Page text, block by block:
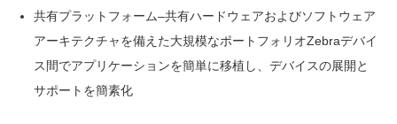
共有プラットフォーム–共有ハードウェアおよびソフトウェア
アーキテクチャを備えた大規模なポートフォリオZebraデバイ
ス間でアプリケーションを簡単に移植し、デバイスの展開と
サポートを簡素化